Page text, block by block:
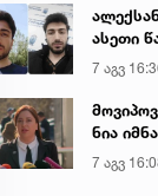
ასეთი
7 აგვ
ნია
შორის,
7 აგვ